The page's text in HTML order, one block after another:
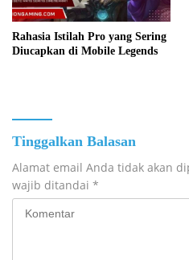
Rahasia Istilah Pro yang Sering
Diucapkan di Mobile Legends
Tinggalkan Balasan
Alamat email Anda tidak akan
wajib ditandai *